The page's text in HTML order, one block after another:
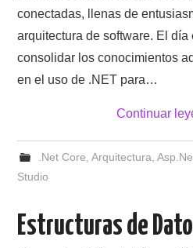
conectadas, llenas de
arquitectura de software. El
consolidar los conocimientos
en el uso de .NET para…
Continuar
.Net Core, Arquitectura,
Studio
Estructuras de